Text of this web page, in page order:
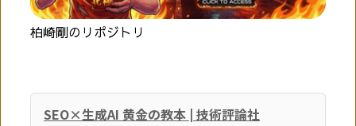
柏崎剛のリポジトリ
SEO×生成AI 黄金の教本 | 技術評論社